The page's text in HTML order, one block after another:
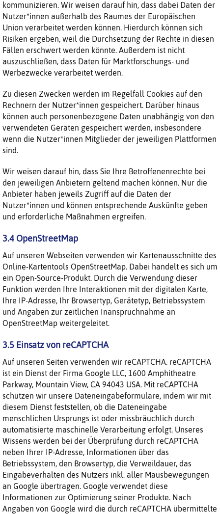
kommunizieren. Wir weisen darauf hin, dass dabei Daten der
Nutzer*innen außerhalb des Raumes der Europäischen
Union verarbeitet werden können. Hierdurch können sich
Risiken ergeben, weil die Durchsetzung der Rechte in diesen
Fällen erschwert werden könnte. Außerdem ist nicht
auszuschließen, dass Daten für Marktforschungs- und
Werbezwecke verarbeitet werden.
Zu diesen Zwecken werden im Regelfall Cookies auf den
Rechnern der Nutzer*innen gespeichert. Darüber hinaus
können auch personenbezogene Daten unabhängig von den
verwendeten Geräten gespeichert werden, insbesondere
wenn die Nutzer*innen Mitglieder der jeweiligen Plattformen
sind.
Wir weisen darauf hin, dass Sie Ihre Betroffenenrechte bei
den jeweiligen Anbietern geltend machen können. Nur die
Anbieter haben jeweils Zugriff auf die Daten der
Nutzer*innen und können entsprechende Auskünfte geben
und erforderliche Maßnahmen ergreifen.
3.4 OpenStreetMap
Auf unseren Webseiten verwenden wir Kartenausschnitte des
Online-Kartentools OpenStreetMap. Dabei handelt es sich um
ein Open-Source-Produkt. Durch die Verwendung dieser
Funktion werden Ihre Interaktionen mit der digitalen Karte,
Ihre IP-Adresse, Ihr Browsertyp, Gerätetyp, Betriebssystem
und Angaben zur zeitlichen Inanspruchnahme an
OpenStreetMap weitergeleitet.
3.5 Einsatz von reCAPTCHA
Auf unseren Seiten verwenden wir reCAPTCHA. reCAPTCHA
ist ein Dienst der Firma Google LLC, 1600 Amphitheatre
Parkway, Mountain View, CA 94043 USA. Mit reCAPTCHA
schützen wir unsere Dateneingabeformulare, indem wir mit
diesem Dienst feststellen, ob die Dateneingabe
menschlichen Ursprungs ist oder missbräuchlich durch
automatisierte maschinelle Verarbeitung erfolgt. Unseres
Wissens werden bei der Überprüfung durch reCAPTCHA
neben Ihrer IP-Adresse, Informationen über das
Betriebssystem, den Browsertyp, die Verweildauer, das
Eingabeverhalten des Nutzers inkl. aller Mausbewegungen
an Google übertragen. Google verwendet diese
Informationen zur Optimierung seiner Produkte. Nach
Angaben von Google wird die durch reCAPTCHA übermittelte